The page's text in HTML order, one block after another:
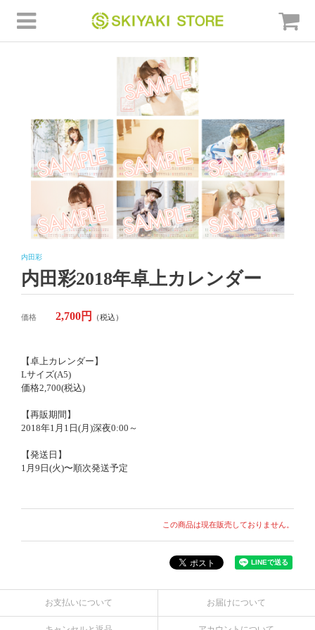
内田彩
内田彩2018年卓上カレンダー
価格 2,700円 （税込）
【卓上カレンダー】
Lサイズ(A5)
価格2,700(税込)
【再販期間】
2018年1月1日(月)深夜0:00～
【発送日】
1月9日(火)〜順次発送予定
この商品は現在販売しておりません。
お支払いについて お届けについて